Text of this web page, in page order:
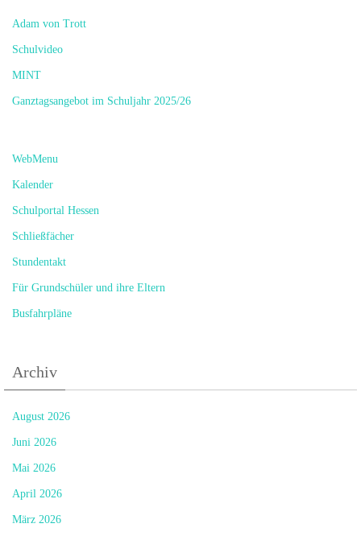
Adam von Trott
Schulvideo
MINT
Ganztagsangebot im Schuljahr 2025/26
WebMenu
Kalender
Schulportal Hessen
Schließfächer
Stundentakt
Für Grundschüler und ihre Eltern
Busfahrpläne
Archiv
August 2026
Juni 2026
Mai 2026
April 2026
März 2026